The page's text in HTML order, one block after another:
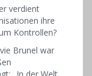
verdient
ihre
Kontrollen?
Brunel war